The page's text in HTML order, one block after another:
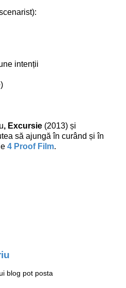
intenții
, Excursie (2013) și
să ajungă în curând și în
4 Proof Film.
blog pot posta